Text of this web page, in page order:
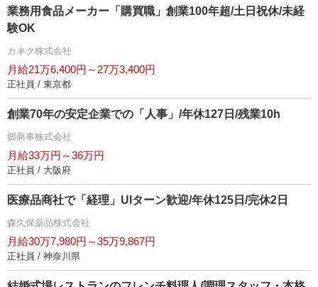
業務用食品メーカー「購買職」創業100年超/土日祝休/未経
験OK
カネク株式会社
月給21万6,400円～27万3,400円
正社員 / 東京都
創業70年の安定企業での「人事」/年休127日/残業10h
郷商事株式会社
月給33万円～36万円
正社員 / 大阪府
医療品商社で「経理」UIターン歓迎/年休125日/完休2日
森久保薬品株式会社
月給30万7,980円～35万9,867円
正社員 / 神奈川県